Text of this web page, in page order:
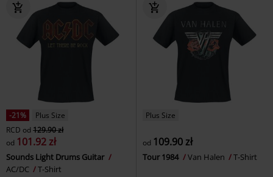
-21%
Plus Size
RCD od 129.90 zł
od 101.92 zł
Sounds Light Drums Guitar
AC/DC
T-Shirt
Plus Size
od 109.90 zł
Tour 1984 Van Halen T-Shirt